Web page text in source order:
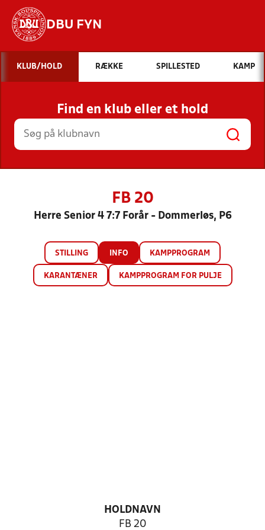
DBU FYN
Hvad vil du søge efter?
INDHOLD OG NYHEDER
STILLINGER, RESULTATER, KLUBBER OG
HOLD
KLUB/HOLD RÆKKE SPILLESTED KAMP
Find en klub eller et hold
FB 20
Herre Senior 4 7:7 Forår - Dommerløs, P6
STILLING INFO KAMPPROGRAM
KARANTÆNER KAMPPROGRAM FOR PULJE
HOLDNAVN
FB 20